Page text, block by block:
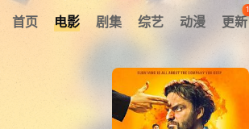
首页 电影 剧集 综艺 动漫 更新